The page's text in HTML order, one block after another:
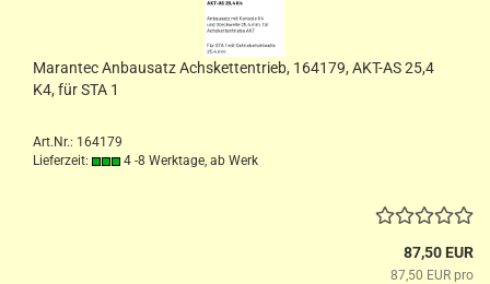
Marantec Anbausatz Achskettentrieb, 164179, AKT-AS 25,4
K4, für STA 1
Art.Nr.: 164179
Lieferzeit:
4 -8 Werktage, ab Werk
87,50 EUR
87,50 EUR pro